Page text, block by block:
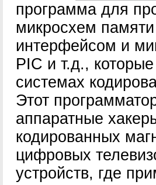
программа для
микросхем
интерфейсом и
PIC и т.д.,
системах
Этот
аппаратные
кодированных
цифровых
устройств, где